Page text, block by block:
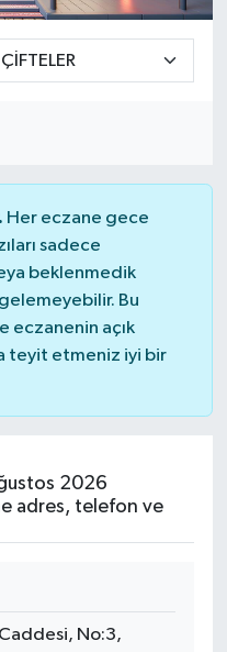
Her eczane gece
sadece
beklenmedik
Bu
eczanenin açık
teyit etmeniz iyi bir
2026
adres, telefon ve
No:3,